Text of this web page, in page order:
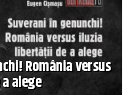
România versus
alege